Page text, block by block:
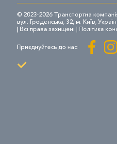
© 2023-2026 Транспортна
вул. Гроденська, 32, м. Київ,
| Всі права захищені | Політика
Приєднуйтесь до нас: